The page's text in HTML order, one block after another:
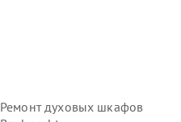
Ремонт духовых шкафов